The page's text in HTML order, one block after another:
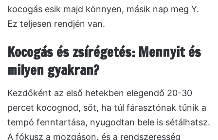
kocogás esik majd könnyen, másik nap meg Y.
Ez teljesen rendjén van.
Kocogás és zsírégetés: Mennyit és
milyen gyakran?
Kezdőként az első hetekben elegendő 20-30
percet kocognod, sőt, ha túl fárasztónak tűnik a
tempó fenntartása, nyugodtan bele is sétálhatsz.
A fókusz a mozgáson, és a rendszeresség